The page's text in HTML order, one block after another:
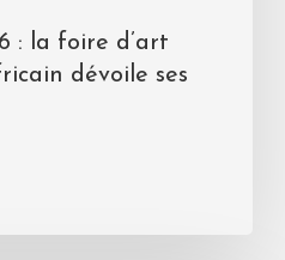
: la foire d’art
dévoile ses